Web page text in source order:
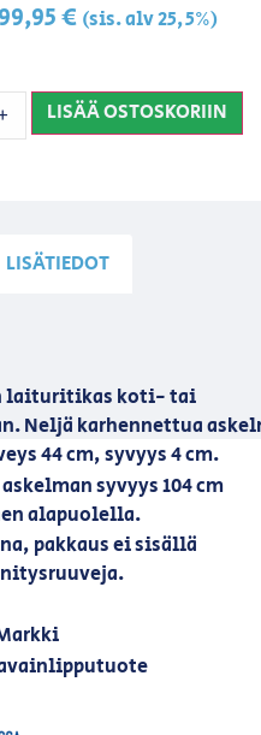
99,95€ (sis. alv 25,5%)
LISÄÄ OSTOSKORIIN
LISÄTIEDOT
laituritikas koti- tai
Neljä karhennettua
44 cm, syvyys 4 cm.
syvyys 104 cm
alapuolella.
pakkaus ei sisällä